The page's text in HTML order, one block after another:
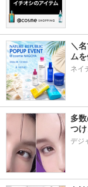
＼
ム
ネイ
多
つ
デジ